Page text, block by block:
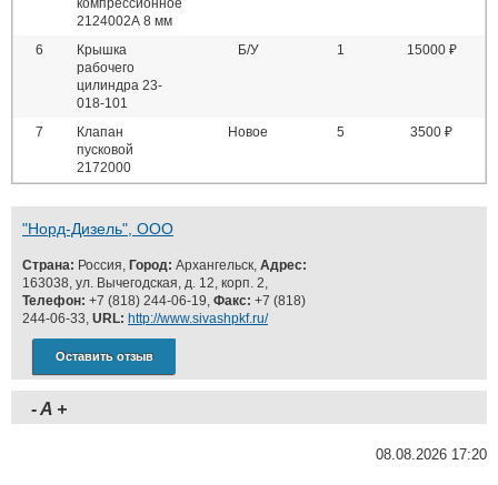
компрессионное
2124002А 8 мм
6
Крышка
рабочего
цилиндра 23-
018-101
Б/У 1 15000 ₽
7
Клапан
пусковой
2172000
Новое 5 3500 ₽
"Норд-Дизель", ООО
Страна: Россия, Город: Архангельск, Адрес:
163038, ул. Вычегодская, д. 12, корп. 2,
Телефон: +7 (818) 244-06-19, Факс: +7 (818)
244-06-33, URL: http://www.sivashpkf.ru/
Оставить отзыв
-A +
08.08.2026 17:20